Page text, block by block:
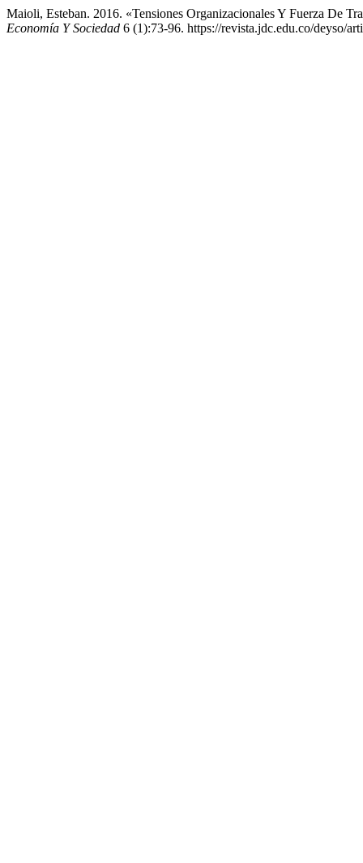
Maioli, Esteban. 2016. «Tensiones Organizacionales Y Fuerza De
Economía Y Sociedad 6 (1):73-96. https://revista.jdc.edu.co/deyso/